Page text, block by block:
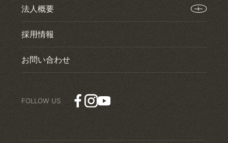
法人概要
採用情報
お問い合わせ